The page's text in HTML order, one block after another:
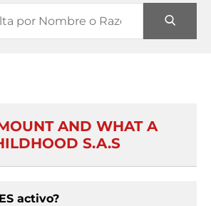
AND WHAT A
S.A.S
activo?